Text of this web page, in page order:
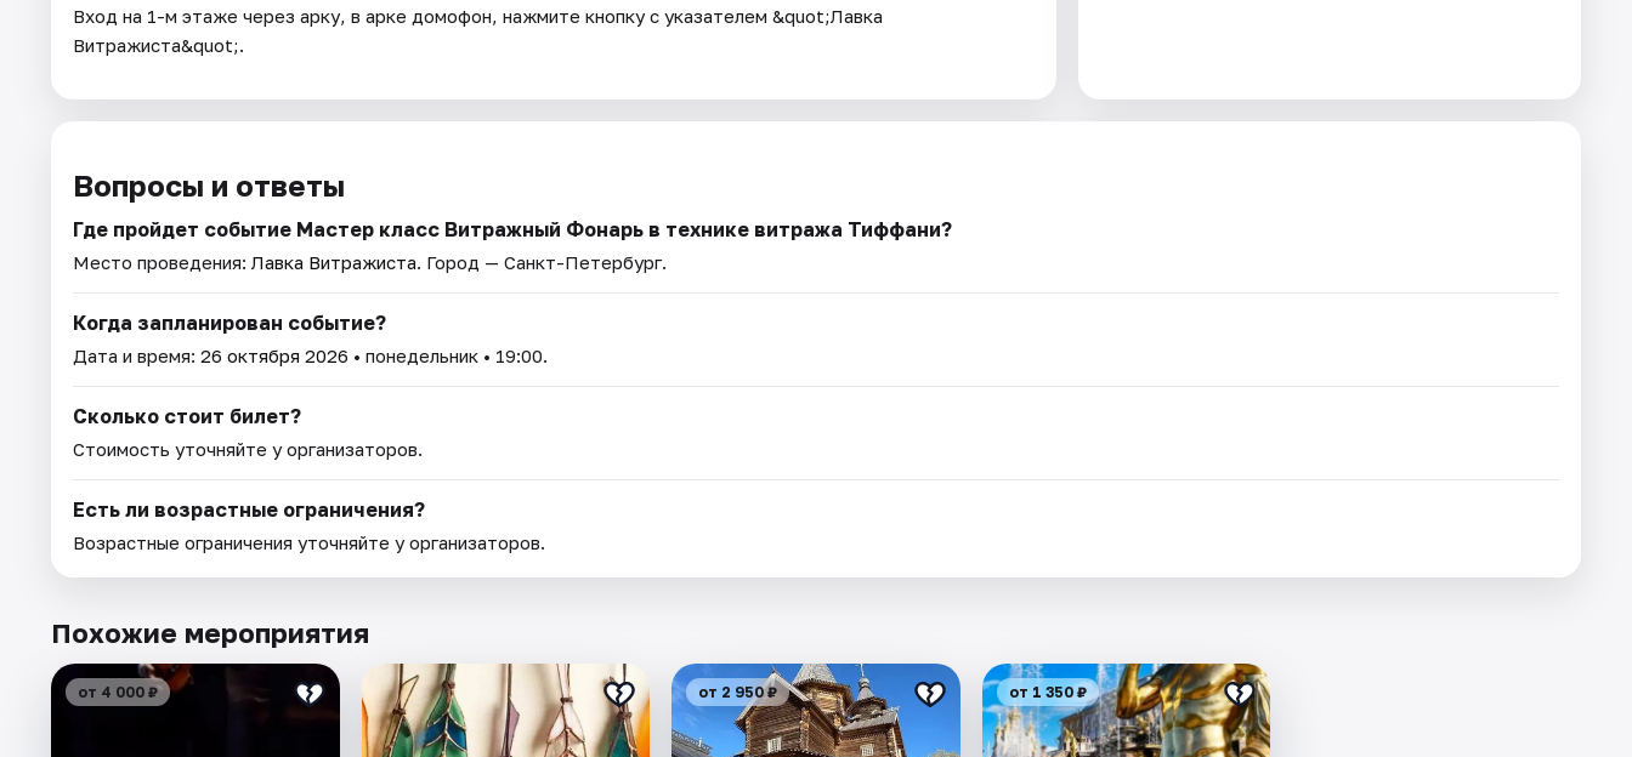
Вход на 1-м этаже через арку, в арке домофон, нажмите кнопку с указателем &quot;Лавка
Витражиста&quot;.
Вопросы и ответы
Где пройдет событие Мастер класс Витражный Фонарь в технике витража Тиффани?
Место проведения: Лавка Витражиста. Город — Санкт-Петербург.
Когда запланирован событие?
Дата и время: 26 октября 2026 • понедельник • 19:00.
Сколько стоит билет?
Стоимость уточняйте у организаторов.
Есть ли возрастные ограничения?
Возрастные ограничения уточняйте у организаторов.
Похожие мероприятия
от 4 000 ₽ от 2 950 ₽ от 1 350 ₽